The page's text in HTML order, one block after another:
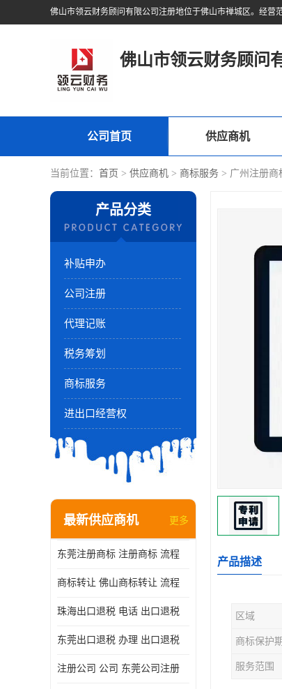
佛山市领云财务顾问
公司首页 供应商机
当前位置： 首页 > 供应商机 > 商标服务 > 广州注册商
产品分类
补贴申办
公司注册
代理记账
税务筹划
商标服务
进出口经营权
最新供应商机 更多
东莞注册商标 注册商标 流程
商标转让 佛山商标转让 流程
珠海出口退税 电话 出口退税
东莞出口退税 办理 出口退税
注册公司 公司 东莞公司注册
产品描述
区域
商标保护
服务范围